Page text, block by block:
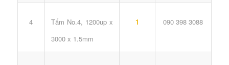
4
Tấm No.4, 1200up x
3000 x 1.5mm
1 090 398 3088